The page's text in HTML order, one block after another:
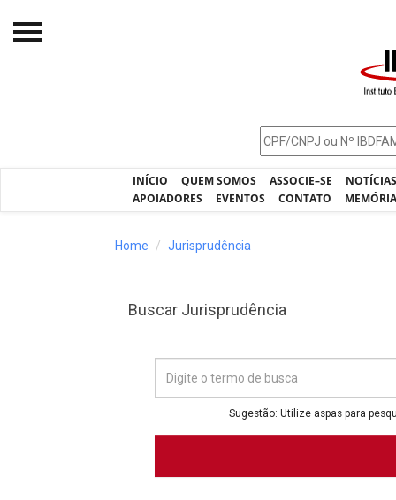
INÍCIO QUEM SOMOS ASSOCIE–SE
APOIADORES
EVENTOS CONTATO
Home Jurisprudência
Buscar Jurisprudência
Sugestão: Utilize aspas para